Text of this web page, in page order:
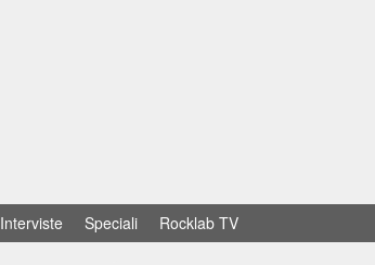
Interviste Speciali Rocklab TV